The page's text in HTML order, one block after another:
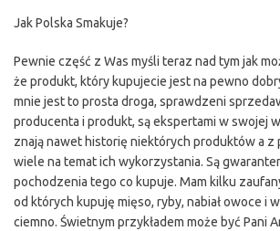
Jak Polska Smakuje?
Pewnie część z Was myśli teraz nad tym jak
że produkt, który kupujecie jest na pewno
mnie jest to prosta droga, sprawdzeni
producenta i produkt, są ekspertami w swojej
znają nawet historię niektórych produktów a z
wiele na temat ich wykorzystania. Są
pochodzenia tego co kupuje. Mam kilku
od których kupuję mięso, ryby, nabiał owoce i
ciemno. Świetnym przykładem może być Pani